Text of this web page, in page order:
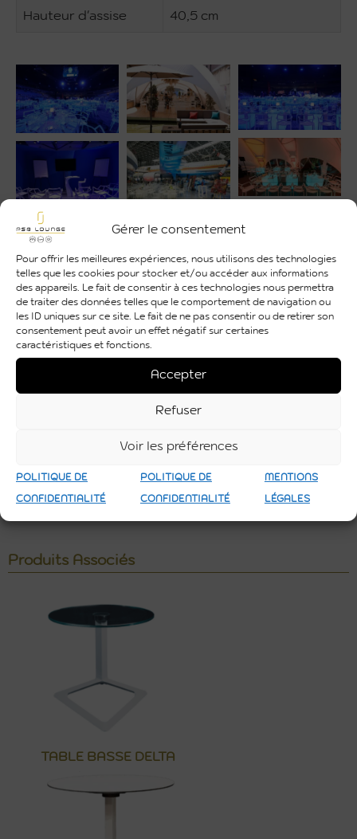
Gérer le consentement
Pour offrir les meilleures expériences, nous utilisons des technologies
telles que les cookies pour stocker et/ou accéder aux informations
des appareils. Le fait de consentir à ces technologies nous permettra
de traiter des données telles que le comportement de navigation ou
les ID uniques sur ce site. Le fait de ne pas consentir ou de retirer son
consentement peut avoir un effet négatif sur certaines
caractéristiques et fonctions.
Accepter
Refuser
Voir les préférences
POLITIQUE DE
CONFIDENTIALITÉ
POLITIQUE DE
CONFIDENTIALITÉ
MENTIONS
LÉGALES
Hauteur d'assise 40,5 cm
Produits Associés
TABLE BASSE DELTA